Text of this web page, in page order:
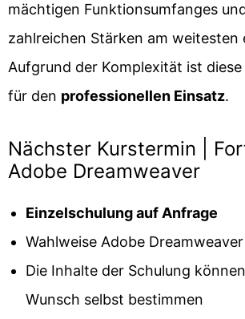
mächtigen Funktionsumfanges
zahlreichen Stärken am weitesten
Aufgrund der Komplexität ist
für den professionellen Einsatz.
Nächster Kurstermin |
Adobe Dreamweaver
Einzelschulung auf Anfrage
Wahlweise Adobe Dreamweaver
Die Inhalte der Schulung
Wunsch selbst bestimmen